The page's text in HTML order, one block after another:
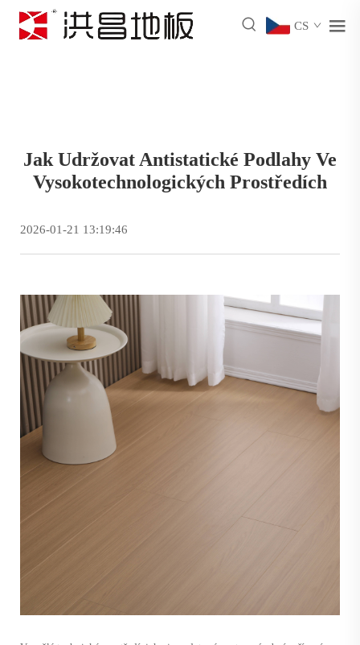
CS
Jak Udržovat Antistatické Podlahy Ve
Vysokotechnologických Prostředích
2026-01-21 13:19:46